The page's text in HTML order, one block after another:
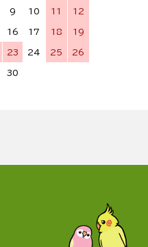
9 10 11 12
16 17 18 19
23 24 25 26
30